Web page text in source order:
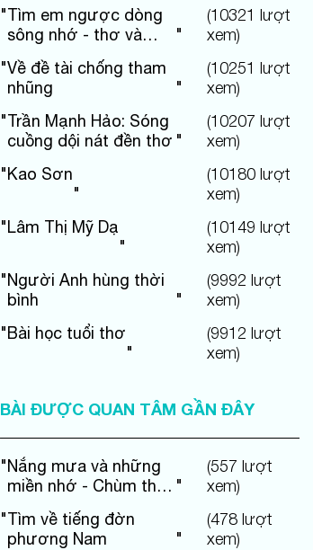
"Tìm em ngược dòng
sông nhớ - thơ và
"
(10321 lượt
xem)
"Về đề tài chống tham
nhũng
"
(10251 lượt
xem)
"Trần Mạnh Hảo: Sóng
cuồng dội nát đền thơ "
(10207 lượt
xem)
"Kao Sơn
"
(10180lượt
xem)
"Lâm Thị Mỹ Dạ
"
(10149 lượt
xem)
"Người Anh hùng thời
bình
"
(9992 lượt
xem)
"Bài học tuổi thơ
"
(9912 lượt
xem)
BÀI ĐƯỢC QUAN TÂM GẦN ĐÂY
"Nắng mưa và những
miền nhớ - Chùm thơ
"
(557 lượt
xem)
"Tìm về tiếng đờn
phương Nam
"
(478lượt
xem)